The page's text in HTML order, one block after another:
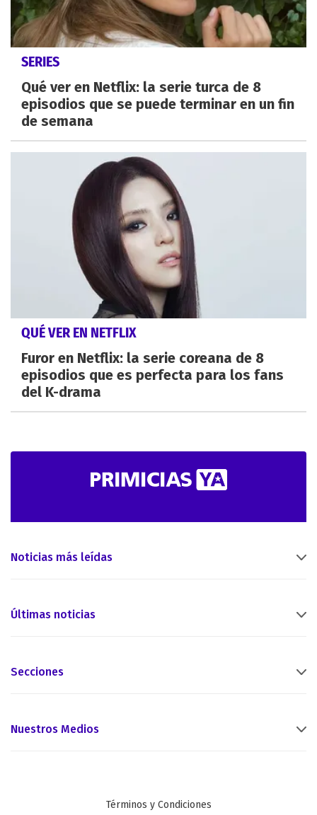
SERIES
Qué ver en Netflix: la serie turca de 8
episodios que se puede terminar en un fin
de semana
QUÉ VER EN NETFLIX
Furor en Netflix: la serie coreana de 8
episodios que es perfecta para los fans
del K-drama
Noticias más leídas
Últimas noticias
Secciones
Nuestros Medios
Términos y Condiciones